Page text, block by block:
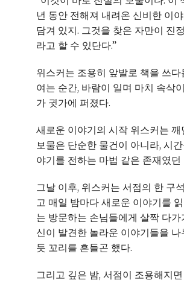
년 동안 전해져 내려온 신비한 이
담겨 있지. 그것을 찾은 자만이 진
라고 할 수 있단다.”
위스커는 조용히 앞발로 책을 쓰다
여는 순간, 바람이 일며 마치 속삭
가 귓가에 퍼졌다.
새로운 이야기의 시작 위스커는 깨
보물은 단순한 물건이 아니라, 시
야기를 전하는 마법 같은 존재였던
그날 이후, 위스커는 서점의 한 구
고 매일 밤마다 새로운 이야기를
는 방문하는 손님들에게 살짝 다가
신이 발견한 놀라운 이야기들을 나
듯 꼬리를 흔들곤 했다.
그리고 깊은 밤, 서점이 조용해지